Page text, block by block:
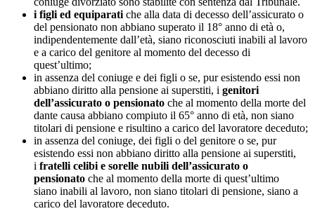
i figli ed equiparati che alla data di decesso dell’assicurato o
del pensionato non abbiano superato il 18° anno di età o,
indipendentemente dall’età, siano riconosciuti inabili al lavoro
e a carico del genitore al momento del decesso di
quest’ultimo;
in assenza del coniuge e dei figli o se, pur esistendo essi non
abbiano diritto alla pensione ai superstiti, i genitori
dell’assicurato o pensionato che al momento della morte del
dante causa abbiano compiuto il 65° anno di età, non siano
titolari di pensione e risultino a carico del lavoratore deceduto;
in assenza del coniuge, dei figli o del genitore o se, pur
esistendo essi non abbiano diritto alla pensione ai superstiti,
i fratelli celibi e sorelle nubili dell’assicurato o
pensionato che al momento della morte di quest’ultimo
siano inabili al lavoro, non siano titolari di pensione, siano a
carico del lavoratore deceduto.